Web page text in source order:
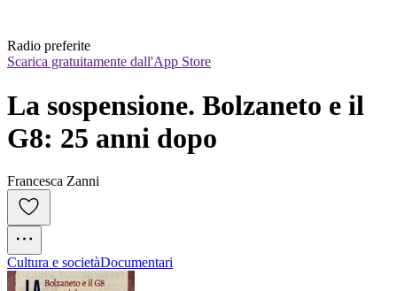
Radio preferite
Scarica gratuitamente dall'App Store
La sospensione. Bolzaneto e il
G8: 25 anni dopo
Francesca Zanni
Cultura e societàDocumentari